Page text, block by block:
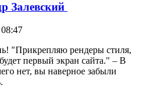
Залевский
"Прикрепляю рендеры стиля,
первый экран сайта." – В
нет, вы наверное забыли